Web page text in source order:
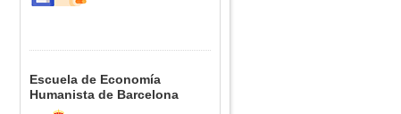
Escuela de Economía
Humanista de Barcelona